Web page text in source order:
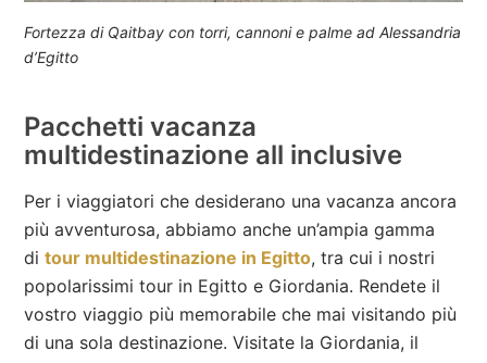
Fortezza di Qaitbay con torri, cannoni e palme ad Alessandria
d’Egitto
Pacchetti vacanza
multidestinazione all inclusive
Per i viaggiatori che desiderano una vacanza ancora
più avventurosa, abbiamo anche un’ampia gamma
ditour multidestinazione in Egitto, tra cui i nostri
popolarissimi tour in Egitto e Giordania. Rendete il
vostro viaggio più memorabile che mai visitando più
di una sola destinazione. Visitate la Giordania, il